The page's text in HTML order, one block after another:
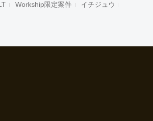
Workship限定案件 イチジュウ